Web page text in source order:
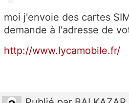
moi j'envoie des cartes
demande à l'adresse de
http://www.lycamobile.fr/